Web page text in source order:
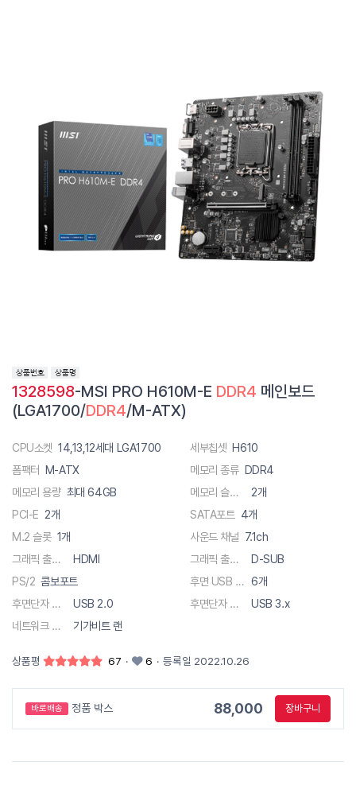
1328598-MSI PRO H610M-E DDR4 메인보드
(LGA1700/DDR4/M-ATX)
CPU소켓 14,13,12세대 LGA1700 세부칩셋 H610
폼팩터 M-ATX 메모리 종류 DDR4
메모리 용량 최대 64GB 메모리 슬롯 수
2개
PCI-E 2개 SATA포트 4개
M.2 슬롯 1개 사운드 채널 7.1ch
그래픽 출력단자
HDMI 그래픽 출력단자
D-SUB
PS/2 콤보포트 후면 USB 총 단자수 6개
후면단자 종류
USB 2.0 후면단자 종류
USB 3.x
네트워크 사양
기가비트 랜
상품평 67 · 6 · 등록일 2022.10.26
바로배송 정품 박스 88,000 장바구니